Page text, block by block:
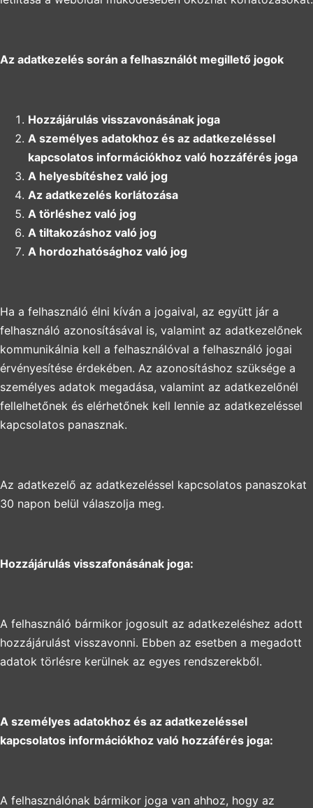
Az adatkezelés során a felhasználót megillető jogok
Hozzájárulás visszavonásának joga
A személyes adatokhoz és az adatkezeléssel
kapcsolatos információkhoz való hozzáférés joga
A helyesbítéshez való jog
Az adatkezelés korlátozása
A törléshez való jog
A tiltakozáshoz való jog
A hordozhatósághoz való jog
Ha a felhasználó élni kíván a jogaival, az együtt jár a
felhasználó azonosításával is, valamint az adatkezelőnek
kommunikálnia kell a felhasználóval a felhasználó jogai
érvényesítése érdekében. Az azonosításhoz szüksége a
személyes adatok megadása, valamint az adatkezelőnél
fellelhetőnek és elérhetőnek kell lennie az adatkezeléssel
kapcsolatos panasznak.
Az adatkezelő az adatkezeléssel kapcsolatos panaszokat
30 napon belül válaszolja meg.
Hozzájárulás visszafonásának joga:
A felhasználó bármikor jogosult az adatkezeléshez adott
hozzájárulást visszavonni. Ebben az esetben a megadott
adatok törlésre kerülnek az egyes rendszerekből.
A személyes adatokhoz és az adatkezeléssel
kapcsolatos információkhoz való hozzáférés joga:
A felhasználónak bármikor joga van ahhoz, hogy az